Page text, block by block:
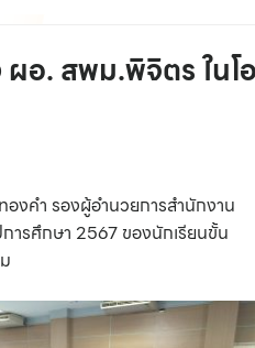
. สพม.พิจิตร ในโ
งคำ รองผู้อำนวยการสำนักงาน
ารศึกษา 2567 ของนักเรียนขั้น